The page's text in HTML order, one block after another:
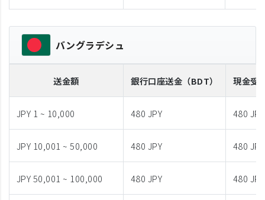
バングラデシュ
送金額 銀行口座送金 （BDT） 現金受
JPY 1 ~ 10,000 480 JPY 480 JPY
JPY 10,001 ~ 50,000 480 JPY 480 JPY
JPY 50,001 ~ 100,000 480 JPY 480 JPY